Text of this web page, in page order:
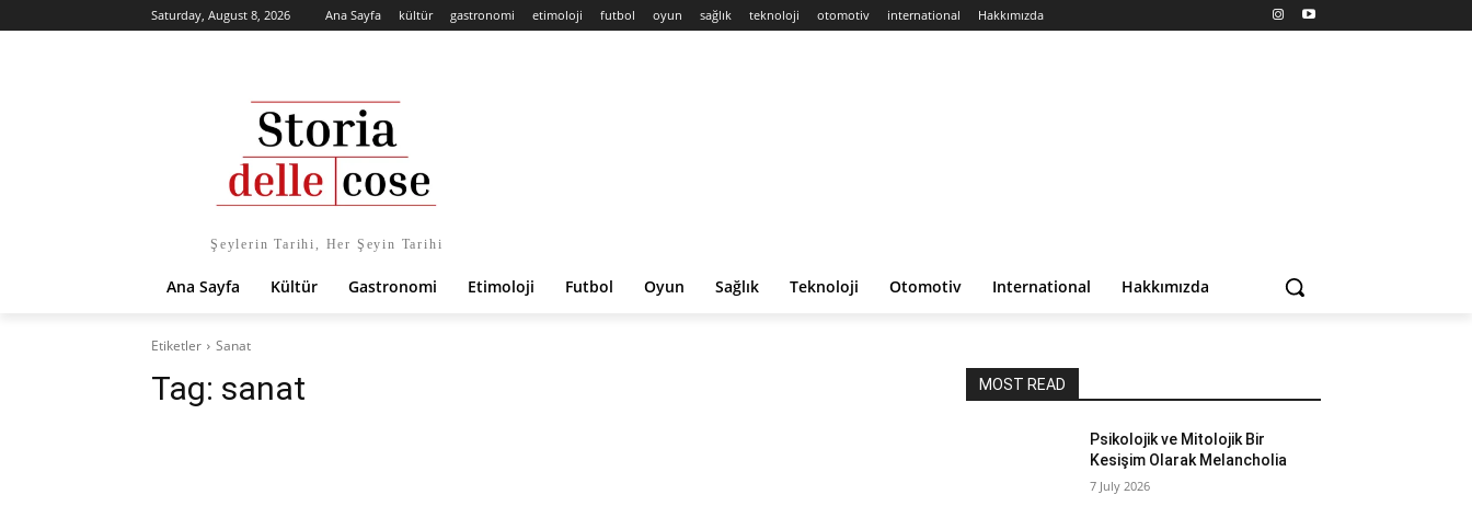
Saturday, August 8, 2026 Ana Sayfa kültür gastronomi etimoloji futbol oyun sağlık teknoloji otomotiv international Hakkımızda
Şeylerin Tarihi, Her Şeyin Tarihi
Ana Sayfa Kültür Gastronomi Etimoloji Futbol Oyun Sağlık Teknoloji Otomotiv International Hakkımızda
Etiketler Sanat
Tag: sanat MOST READ
Psikolojik ve Mitolojik Bir
Kesişim Olarak Melancholia
7 July 2026